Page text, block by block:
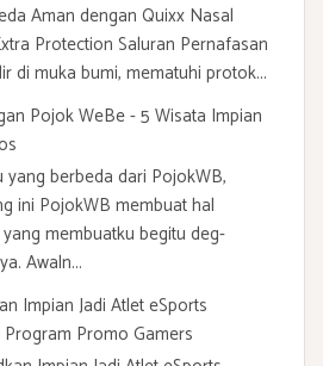
Aman dengan Quixx Nasal
Protection Saluran Pernafasan
di muka bumi, mematuhi protok...
Pojok WeBe - 5 Wisata Impian
yang berbeda dari PojokWB,
ini PojokWB membuat hal
membuatku begitu deg-
Awaln...
Impian Jadi Atlet eSports
Promo Gamers